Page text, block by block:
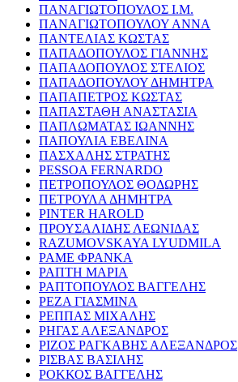
ΠΑΝΑΓΙΩΤΟΠΟΥΛΟΣ Ι.Μ.
ΠΑΝΑΓΙΩΤΟΠΟΥΛΟΥ ΑΝΝΑ
ΠΑΝΤΕΛΙΑΣ ΚΩΣΤΑΣ
ΠΑΠΑΔΟΠΟΥΛΟΣ ΓΙΑΝΝΗΣ
ΠΑΠΑΔΟΠΟΥΛΟΣ ΣΤΕΛΙΟΣ
ΠΑΠΑΔΟΠΟΥΛΟΥ ΔΗΜΗΤΡΑ
ΠΑΠΑΠΕΤΡΟΣ ΚΩΣΤΑΣ
ΠΑΠΑΣΤΑΘΗ ΑΝΑΣΤΑΣΙΑ
ΠΑΠΛΩΜΑΤΑΣ ΙΩΑΝΝΗΣ
ΠΑΠΟΥΛΙΑ ΕΒΕΛΙΝΑ
ΠΑΣΧΑΛΗΣ ΣΤΡΑΤΗΣ
PESSOA FERNARDO
ΠΕΤΡΟΠΟΥΛΟΣ ΘΟΔΩΡΗΣ
ΠΕΤΡΟΥΛΑ ΔΗΜΗΤΡΑ
PINTER HAROLD
ΠΡΟΥΣΑΛΙΔΗΣ ΛΕΩΝΙΔΑΣ
RAZUMOVSKAYA LYUDMILA
ΡΑΜΕ ΦΡΑΝΚΑ
ΡΑΠΤΗ ΜΑΡΙΑ
ΡΑΠΤΟΠΟΥΛΟΣ ΒΑΓΓΕΛΗΣ
ΡΕΖΑ ΓΙΑΣΜΙΝΑ
ΡΕΠΠΑΣ ΜΙΧΑΛΗΣ
ΡΗΓΑΣ ΑΛΕΞΑΝΔΡΟΣ
ΡΙΖΟΣ ΡΑΓΚΑΒΗΣ ΑΛΕΞΑΝΔΡΟΣ
ΡΙΣΒΑΣ ΒΑΣΙΛΗΣ
ΡΟΚΚΟΣ ΒΑΓΓΕΛΗΣ